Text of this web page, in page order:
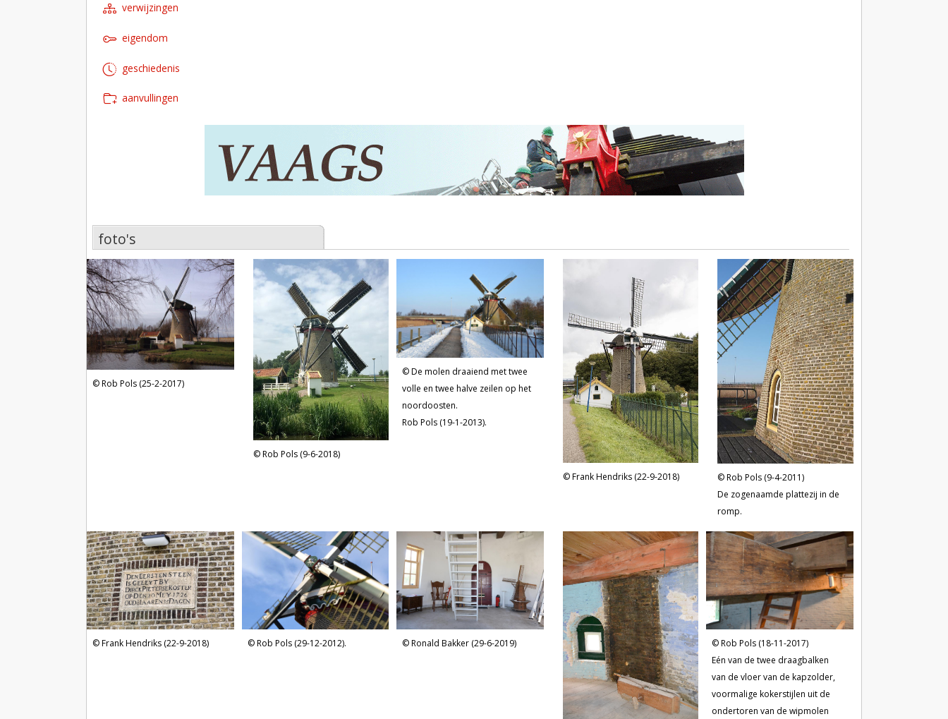
verwijzingen
eigendom
geschiedenis
aanvullingen
foto's
foto's
Rob Pols (25-2-2017)
Rob Pols (9-6-2018)
De molen draaiend met twee
volle en twee halve zeilen op het
noordoosten.
Rob Pols (19-1-2013).
Frank Hendriks (22-9-2018)
Rob Pols (9-4-2011)
De zogenaamde plattezij in de
romp.
Frank Hendriks (22-9-2018) Rob Pols (29-12-2012). Ronald Bakker (29-6-2019)
Rob Pols (18-11-2017)
Eén van de twee draagbalken
van de vloer van de kapzolder,
voormalige kokerstijlen uit de
ondertoren van de wipmolen